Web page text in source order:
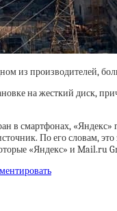
из производителей,
на жесткий диск,
в смартфонах,
По его словам,
«Яндекс» и Mail.ru